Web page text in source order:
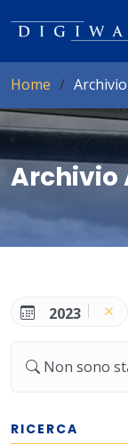
Home
Archivio
2023
Non sono
RICERCA